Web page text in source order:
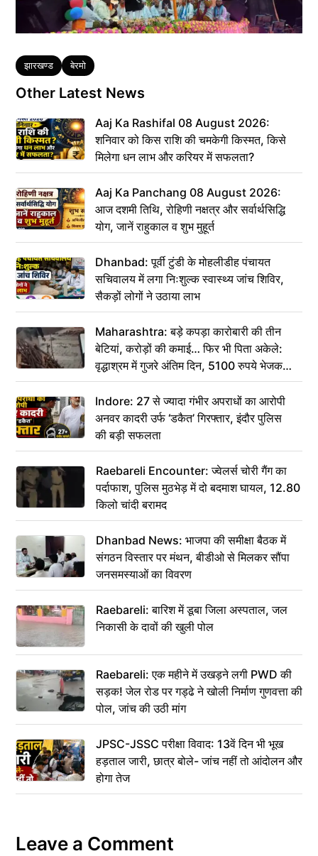
Tags
झारखण्ड बेरमो
Other Latest News
Aaj Ka Rashifal 08 August 2026:
शनिवार को किस राशि की चमकेगी किस्मत, किसे
मिलेगा धन लाभ और करियर में सफलता?
Aaj Ka Panchang 08 August 2026:
आज दशमी तिथि, रोहिणी नक्षत्र और सर्वार्थसिद्धि
योग, जानें राहुकाल व शुभ मुहूर्त
Dhanbad: पूर्वी टुंडी के मोहलीडीह पंचायत
सचिवालय में लगा निःशुल्क स्वास्थ्य जांच शिविर,
सैकड़ों लोगों ने उठाया लाभ
Maharashtra: बड़े कपड़ा कारोबारी की तीन
बेटियां, करोड़ों की कमाई… फिर भी पिता अकेले:
वृद्धाश्रम में गुजरे अंतिम दिन, 5100 रुपये भेजकर
कहा– अंतिम संस्कार कर दीजिए हम नहीं आ पाएंगे
Indore: 27 से ज्यादा गंभीर अपराधों का आरोपी
अनवर कादरी उर्फ ‘डकैत’ गिरफ्तार, इंदौर पुलिस
की बड़ी सफलता
Raebareli Encounter: ज्वेलर्स चोरी गैंग का
पर्दाफाश, पुलिस मुठभेड़ में दो बदमाश घायल, 12.80
किलो चांदी बरामद
Dhanbad News: भाजपा की समीक्षा बैठक में
संगठन विस्तार पर मंथन, बीडीओ से मिलकर सौंपा
जनसमस्याओं का विवरण
Raebareli: बारिश में डूबा जिला अस्पताल, जल
निकासी के दावों की खुली पोल
Raebareli: एक महीने में उखड़ने लगी PWD की
सड़क! जेल रोड पर गड्ढे ने खोली निर्माण गुणवत्ता की
पोल, जांच की उठी मांग
JPSC-JSSC परीक्षा विवाद: 13वें दिन भी भूख
हड़ताल जारी, छात्र बोले- जांच नहीं तो आंदोलन और
होगा तेज
Leave a Comment